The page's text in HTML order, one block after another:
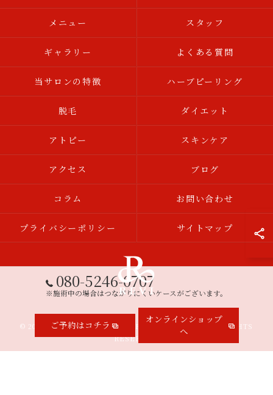
080-5246-0707
※施術中の場合はつながりにくいケースがございます。
ご予約はコチラ
オンラインショップ
へ
メニュー スタッフ
ギャラリー よくある質問
当サロンの特徴 ハーブピーリング
脱毛 ダイエット
アトピー スキンケア
アクセス ブログ
コラム お問い合わせ
プライバシーポリシー サイトマップ
© 2026 三重県伊勢市のエステならREVISHOP 伊勢店 ALL RIGHTS
RESERVED.